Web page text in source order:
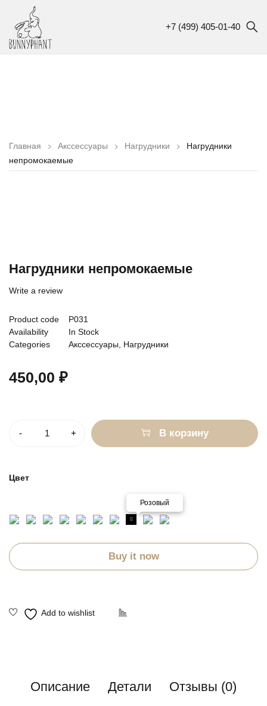
+7 (499) 405-01-40
Главная Акссессуары Нагрудники
Нагрудники
непромокаемые
Нагрудники непромокаемые
Write a review
Product code
Р031
Availability
In Stock
Categories
Акссессуары, Нагрудники
450,00 ₽
В корзину
Цвет
Розовый
Buy it now
Описание Детали Отзывы (0)